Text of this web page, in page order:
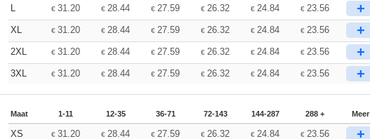
L €31.20 €28.44 €27.59 €26.32 €24.84 €23.56 +
XL €31.20 €28.44 €27.59 €26.32 €24.84 €23.56 +
2XL €31.20 €28.44 €27.59 €26.32 €24.84 €23.56 +
3XL €31.20 €28.44 €27.59 €26.32 €24.84 €23.56 +
Maat 1-11 12-35 36-71 72-143 144-287 288 + Meer
XS €31.20 €28.44 €27.59 €26.32 €24.84 €23.56 +